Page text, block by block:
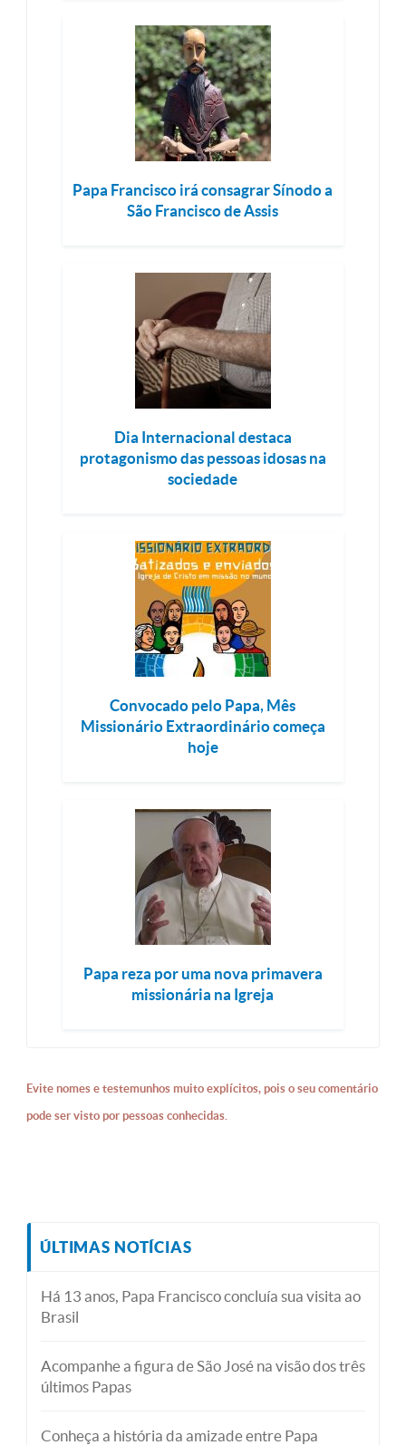
Papa Francisco irá consagrar Sínodo a
São Francisco de Assis
Dia Internacional destaca
protagonismo das pessoas idosas na
sociedade
Convocado pelo Papa, Mês
Missionário Extraordinário começa
hoje
Papa reza por uma nova primavera
missionária na Igreja
Evite nomes e testemunhos muito explícitos, pois o seu comentário
pode ser visto por pessoas conhecidas.
ÚLTIMAS NOTÍCIAS
Há 13 anos, Papa Francisco concluía sua visita ao
Brasil
Acompanhe a figura de São José na visão dos três
últimos Papas
Conheça a história da amizade entre Papa